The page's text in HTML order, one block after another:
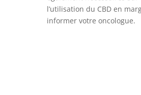
l’utilisation du CBD en
informer votre oncologue.